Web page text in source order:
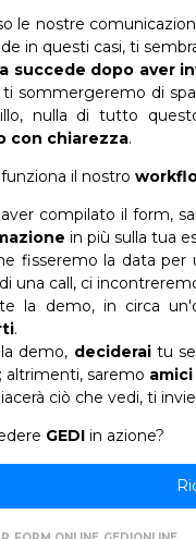
le nostre
in questi casi, ti
succede dopo aver
sommergeremo di
nulla di tutto
con chiarezza.
il nostro
compilato il form,
in più sulla tua
fisseremo la data per
una call, ci
la demo, in circa
.
demo, decideraitu se
altrimenti, saremo
ciò che vedi, ti
GEDI in azione?